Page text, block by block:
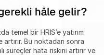
gerekli hâle gelir?
temel bir HRIS’e yatırım
Bu noktadan sonra
süreçler hata riskini artırır ve